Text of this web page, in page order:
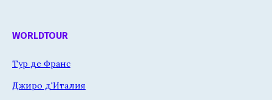
WORLDTOUR
Тур де Франс
Джиро д'Италия